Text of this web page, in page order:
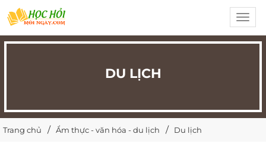
DU LỊCH
Trang chủ Ẩm thực - văn hóa - du lịch Du lịch